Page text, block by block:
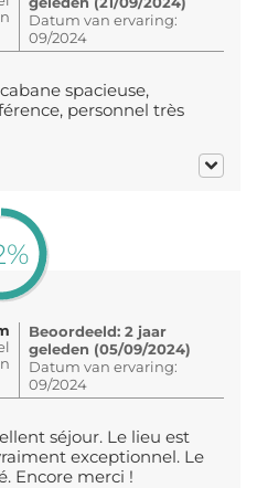
Datum van ervaring:
09/2024
spacieuse,
personnel très
Beoordeeld: 2 jaar
geleden (05/09/2024)
Datum van ervaring:
09/2024
séjour. Le lieu est
exceptionnel. Le
Encore merci !